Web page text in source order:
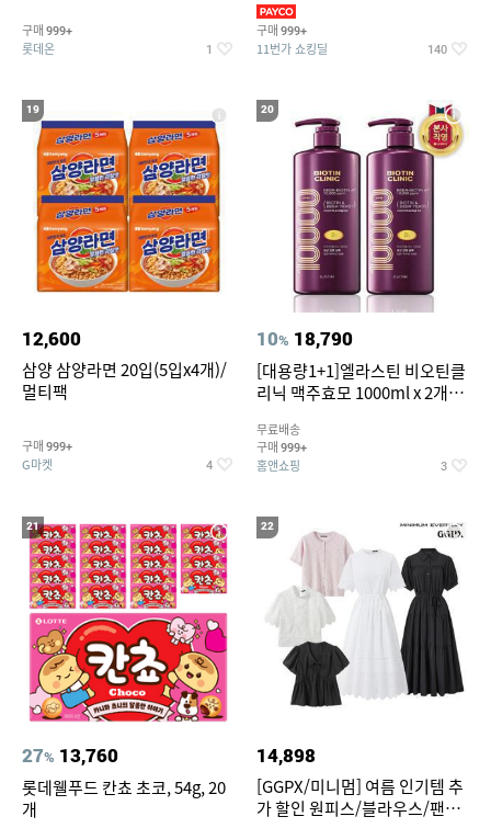
구매 999+
롯데온 1
구매 999+
11번가 쇼킹딜 140
19
12,600
삼양 삼양라면 20입(5입x4개)/
멀티팩
구매 999+
G마켓 4
20
10% 18,790
[대용량1+1]엘라스틴 비오틴클
리닉 맥주효모 1000ml x 2개
무료배송
구매 999+
홈앤쇼핑 3
21
27% 13,760
롯데웰푸드 칸쵸 초코, 54g, 20
개
22
14,898
[GGPX/미니멈] 여름 인기템 추
가 할인 원피스/블라우스/팬츠